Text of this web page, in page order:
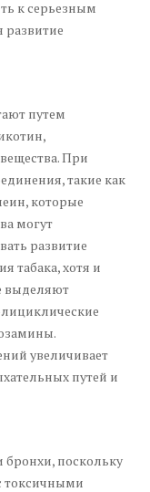
к серьезным
развитие
путем
При
такие как
которые
могут
развитие
табака, хотя и
выделяют
увеличивает
путей и
поскольку
токсичными